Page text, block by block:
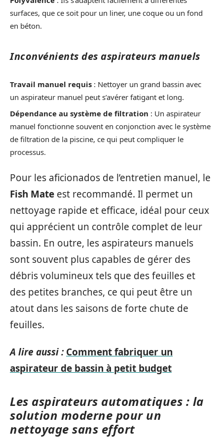
surfaces, que ce soit pour un liner, une coque ou un fond
en béton.
Inconvénients des aspirateurs manuels
Travail manuel requis : Nettoyer un grand bassin avec
un aspirateur manuel peut s’avérer fatigant et long.
Dépendance au système de filtration : Un aspirateur
manuel fonctionne souvent en conjonction avec le système
de filtration de la piscine, ce qui peut compliquer le
processus.
Pour les aficionados de l’entretien manuel, le
Fish Mate est recommandé. Il permet un
nettoyage rapide et efficace, idéal pour ceux
qui apprécient un contrôle complet de leur
bassin. En outre, les aspirateurs manuels
sont souvent plus capables de gérer des
débris volumineux tels que des feuilles et
des petites branches, ce qui peut être un
atout dans les saisons de forte chute de
feuilles.
A lire aussi : Comment fabriquer un
aspirateur de bassin à petit budget
Les aspirateurs automatiques : la
solution moderne pour un
nettoyage sans effort